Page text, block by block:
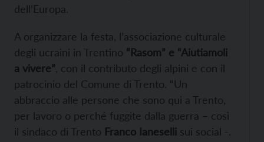
dell’Europa.
A organizzare la festa, l’associazione culturale
degli ucraini in Trentino “Rasom” e “Aiutiamoli
a vivere” , con il contributo degli alpini e con il
patrocinio del Comune di Trento. “Un
abbraccio alle persone che sono qui a Trento,
per lavoro o perché fuggite dalla guerra – così
il sindaco di Trento Franco Ianeselli sui social -.